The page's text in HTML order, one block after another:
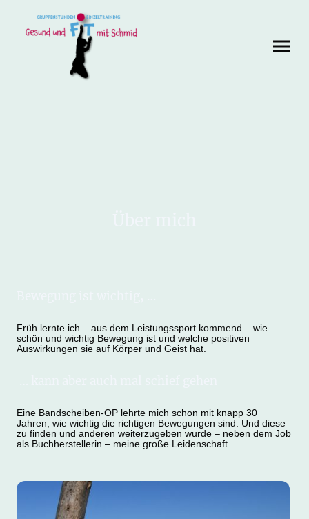
Früh lernte ich – aus dem Leistungssport kommend – wie
schön und wichtig Bewegung ist und welche positiven
Auswirkungen sie auf Körper und Geist hat.
Eine Bandscheiben-OP lehrte mich schon mit knapp 30
Jahren, wie wichtig die richtigen Bewegungen sind. Und diese
zu finden und anderen weiterzugeben wurde – neben dem Job
als Buchherstellerin – meine große Leidenschaft.